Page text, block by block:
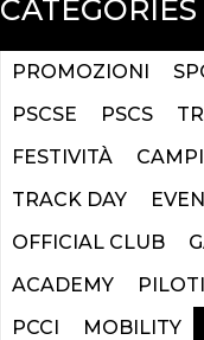
CATEGORIES
PROMOZIONI
PSCSE
PSCS
FESTIVITÀ
TRACK DAY
OFFICIAL CLUB
ACADEMY
PILOTI
PCCI
MOBILITY